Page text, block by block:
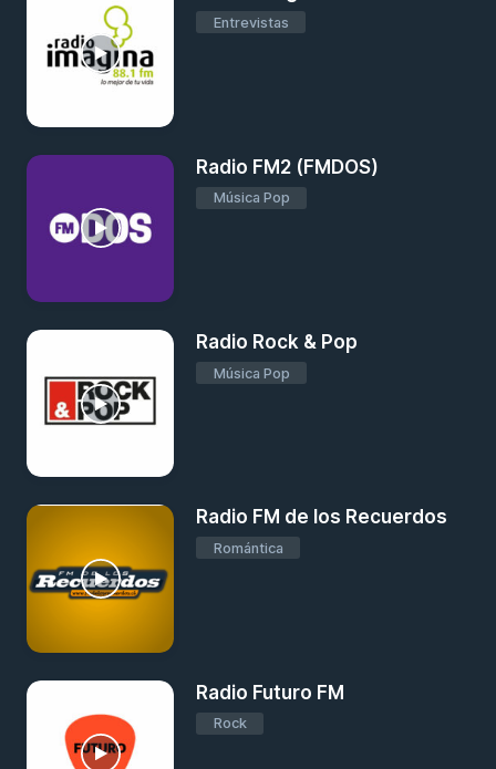
Entrevistas
Radio FM2 (FMDOS)
Música Pop
Radio Rock & Pop
Música Pop
Radio FM de los Recuerdos
Romántica
Radio Futuro FM
Rock